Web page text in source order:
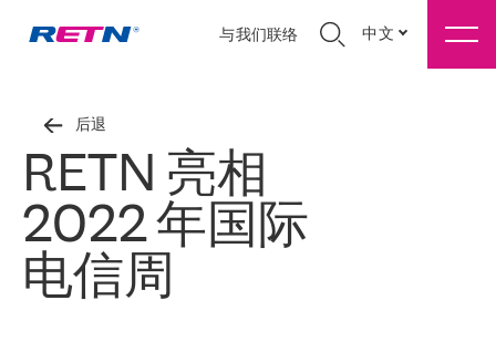
与我们联络 中文
后退
RETN 亮相
2022 年国际
电信周